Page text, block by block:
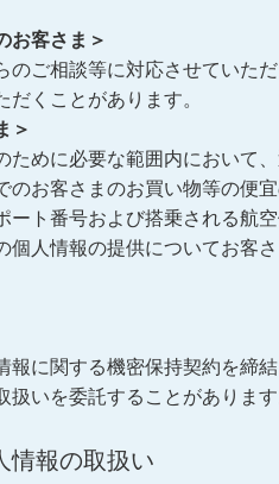
お客さま＞
のご相談等に対応させていた
くことがあります。
＞
ために必要な範囲内において
のお客さまのお買い物等の便
ート番号および搭乗される航
個人情報の提供についてお客
報に関する機密保持契約を締
いを委託することがあります
情報の取扱い